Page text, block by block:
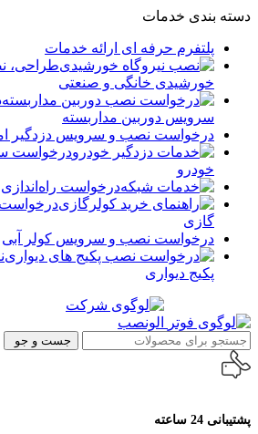
دسته بندی خدمات
پلتفرم حرفه ای ارائه خدمات
طراحی،
خورشیدی خانگی و صنعتی
سرویس دوربین مداربسته
درخواست نصب و سرویس دزدگیر
درخواست
خودرو
درخواست
گازی
درخواست نصب و سرویس کولر آبی
پکیج دیواری
جست و جو
پشتیبانی 24 ساعته